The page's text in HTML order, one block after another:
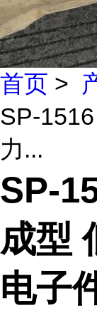
首页 >
SP-
力...
SP-
成型
电子